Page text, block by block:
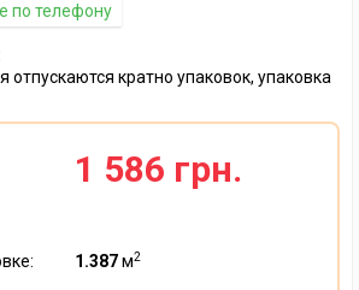
по телефону
отпускаются кратно упаковок, упаковка
1 586 грн.
1.387м2